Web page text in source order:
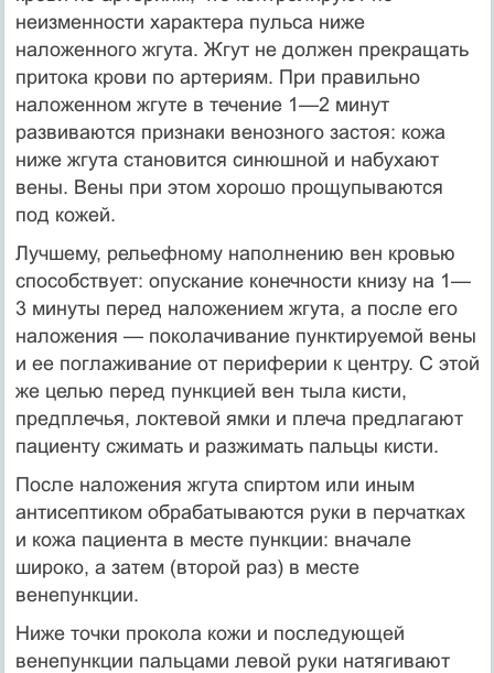
неизменности характера пульса ниже
наложенного жгута. Жгут не должен прекращать
притока крови по артериям. При правильно
наложенном жгуте в течение 1—2 минут
развиваются признаки венозного застоя: кожа
ниже жгута становится синюшной и набухают
вены. Вены при этом хорошо прощупываются
под кожей.
Лучшему, рельефному наполнению вен кровью
способствует: опус­кание конечности книзу на 1—
3 минуты перед наложением жгута, а после его
наложения — поколачивание пунктируемой вены
и ее поглаживание от периферии к центру. С этой
же целью перед пункцией вен тыла кисти,
предплечья, локтевой ямки и плеча предлагают
пациенту сжимать и разжимать пальцы кисти.
После наложения жгута спиртом или иным
антисептиком обраба­тываются руки в перчатках
и кожа пациента в месте пункции: вначале
широко, а затем (второй раз) в месте
венепункции.
Ниже точки прокола кожи и последующей
венепункции пальцами левой руки натягивают